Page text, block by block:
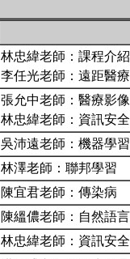
林忠緯老師：課程介紹
李任光老師：遠距醫
張允中老師：醫療影像
林忠緯老師：資訊安
吳沛遠老師：機器學
林澤老師：聯邦學習
陳宜君老師：傳染病
陳縕儂老師：自然語
林忠緯老師：資訊安